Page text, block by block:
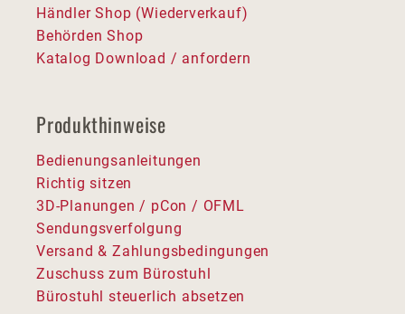
Händler Shop (Wiederverkauf)
Behörden Shop
Katalog Download / anfordern
Produkthinweise
Bedienungsanleitungen
Richtig sitzen
3D-Planungen / pCon / OFML
Sendungsverfolgung
Versand & Zahlungsbedingungen
Zuschuss zum Bürostuhl
Bürostuhl steuerlich absetzen